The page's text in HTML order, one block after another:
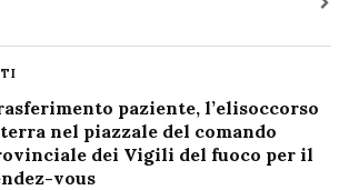
paziente, l’elisoccorso
nel piazzale del comando
dei Vigili del fuoco per il
vous